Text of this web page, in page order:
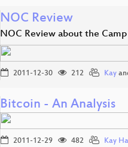
NOC Review
NOC Review about the
2011-12-30 212 Kay
Bitcoin - An Analysis
2011-12-29 482 Kay